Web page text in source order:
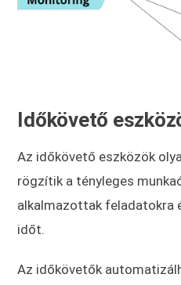
Időkövető
Az időkövető eszközök
rögzítik a tényleges
alkalmazottak
időt.
Az időkövetők